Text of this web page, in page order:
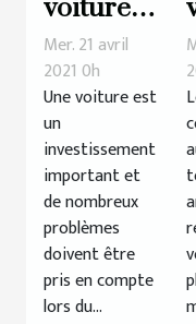
voitures
que vous
devriez
éviter
Mer. 21 avril
2021 0h
Une voiture est
un
investissement
important et
de nombreux
problèmes
doivent être
pris en compte
lors du...